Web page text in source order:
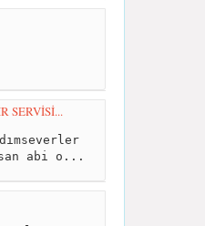
SERVİSİ...
abi o...